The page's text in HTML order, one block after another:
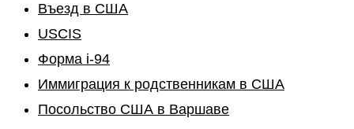
Въезд в США
USCIS
Форма i-94
Иммиграция к родственникам в США
Посольство США в Варшаве